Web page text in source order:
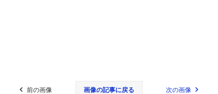
前の画像 画像の記事に戻る 次の画像